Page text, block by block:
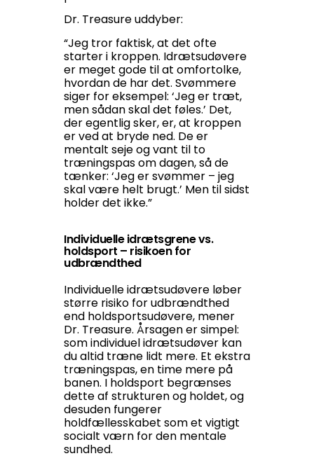
Dr. Treasure uddyber:
“Jeg tror faktisk, at det ofte
starter i kroppen. Idrætsudøvere
er meget gode til at omfortolke,
hvordan de har det. Svømmere
siger for eksempel: ‘Jeg er træt,
men sådan skal det føles.’ Det,
der egentlig sker, er, at kroppen
er ved at bryde ned. De er
mentalt seje og vant til to
træningspas om dagen, så de
tænker: ‘Jeg er svømmer – jeg
skal være helt brugt.’ Men til sidst
holder det ikke.”
Individuelle idrætsgrene vs.
holdsport – risikoen for
udbrændthed
Individuelle idrætsudøvere løber
større risiko for udbrændthed
end holdsportsudøvere, mener
Dr. Treasure. Årsagen er simpel:
som individuel idrætsudøver kan
du altid træne lidt mere. Et ekstra
træningspas, en time mere på
banen. I holdsport begrænses
dette af strukturen og holdet, og
desuden fungerer
holdfællesskabet som et vigtigt
socialt værn for den mentale
sundhed.